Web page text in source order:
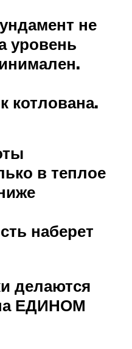
не
уровень
котлована.
в теплое
наберет
делаются
ЕДИНОМ